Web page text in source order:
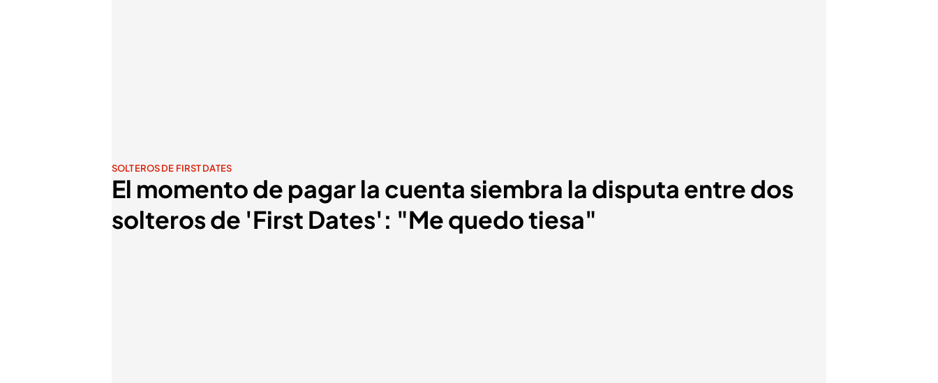
SOLTEROS DE FIRST DATES
El momento de pagar la cuenta siembra la disputa entre dos
solteros de 'First Dates': "Me quedo tiesa"